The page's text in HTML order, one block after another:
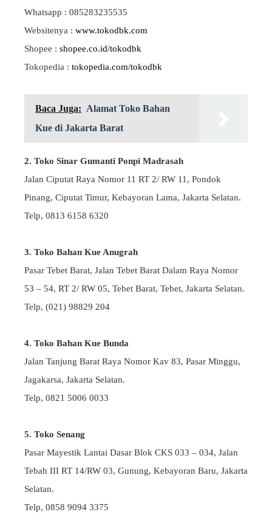
Whatsapp : 085283235535
Websitenya : www.tokodbk.com
Shopee : shopee.co.id/tokodbk
Tokopedia : tokopedia.com/tokodbk
Baca Juga: Alamat Toko Bahan
Kue di Jakarta Barat
2. Toko Sinar Gumanti Ponpi Madrasah
Jalan Ciputat Raya Nomor 11 RT 2/ RW 11, Pondok
Pinang, Ciputat Timur, Kebayoran Lama, Jakarta Selatan.
Telp, 0813 6158 6320
3. Toko Bahan Kue Anugrah
Pasar Tebet Barat, Jalan Tebet Barat Dalam Raya Nomor
53 – 54, RT 2/ RW 05, Tebet Barat, Tebet, Jakarta Selatan.
Telp, (021) 98829 204
4. Toko Bahan Kue Bunda
Jalan Tanjung Barat Raya Nomor Kav 83, Pasar Minggu,
Jagakarsa, Jakarta Selatan.
Telp, 0821 5006 0033
5. Toko Senang
Pasar Mayestik Lantai Dasar Blok CKS 033 – 034, Jalan
Tebah III RT 14/RW 03, Gunung, Kebayoran Baru, Jakarta
Selatan.
Telp, 0858 9094 3375